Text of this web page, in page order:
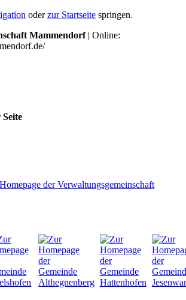
oderzur Startseite springen.
Mammendorf| Online: